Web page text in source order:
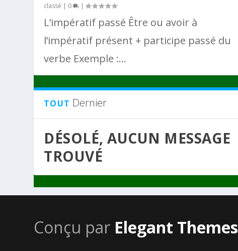
classé | 0 |
L’impératif passé Être ou avoir à
l’impératif présent + participe passé du
verbe Exemple :...
TOUT Dernier
DÉSOLÉ, AUCUN MESSAGE
TROUVÉ
Conçu par Elegant Themes